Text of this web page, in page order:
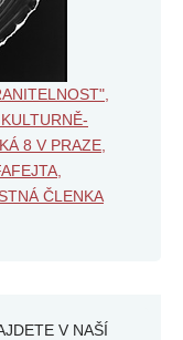
8 V PRAZE,
ČLENKA
V NAŠÍ